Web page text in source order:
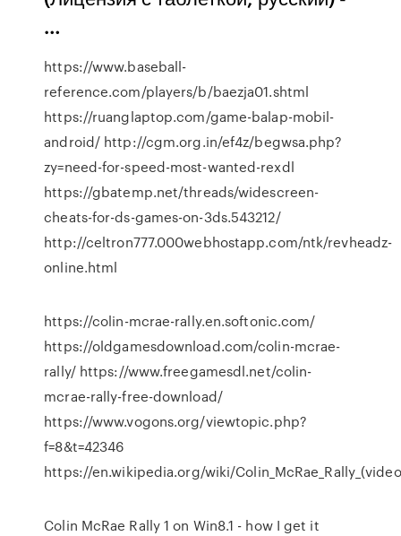
…
https://www.baseball-
reference.com/players/b/baezja01.shtml
https://ruanglaptop.com/game-balap-mobil-
android/ http://cgm.org.in/ef4z/begwsa.php?
zy=need-for-speed-most-wanted-rexdl
https://gbatemp.net/threads/widescreen-
cheats-for-ds-games-on-3ds.543212/
http://celtron777.000webhostapp.com/ntk/revheadz-
online.html
https://colin-mcrae-rally.en.softonic.com/
https://oldgamesdownload.com/colin-mcrae-
rally/ https://www.freegamesdl.net/colin-
mcrae-rally-free-download/
https://www.vogons.org/viewtopic.php?
f=8&t=42346
https://en.wikipedia.org/wiki/
Colin McRae Rally 1 on Win8.1 - how I get it